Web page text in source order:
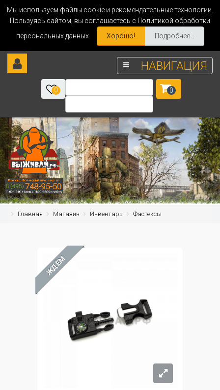
Мы используем файлы cookie и рекомендательные технологии.
Пользуясь сайтом, вы соглашаетесь с Политикой обработки
персональных данных.
Хорошо! Подробнее...
НАВИГАЦИЯ
0 0
Главная Магазин Инвентарь Фастексы
ЖДЁМ